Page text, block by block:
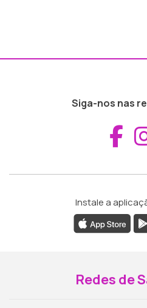
Siga-nos nas
Instale a
Redes de